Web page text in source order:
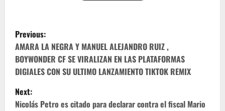
P
o
s
t
Previous:
AMARA LA NEGRA Y MANUEL ALEJANDRO RUIZ ,
BOYWONDER CF SE VIRALIZAN EN LAS PLATAFORMAS
DIGIALES CON SU ULTIMO LANZAMIENTO TIKTOK REMIX
Next:
Nicolás Petro es citado para declarar contra el fiscal Mario